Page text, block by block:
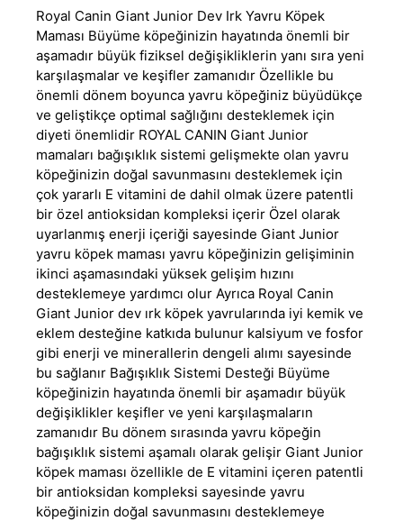
Royal Canin Giant Junior Dev Irk Yavru Köpek
Maması Büyüme köpeğinizin hayatında önemli bir
aşamadır büyük fiziksel değişikliklerin yanı sıra yeni
karşılaşmalar ve keşifler zamanıdır Özellikle bu
önemli dönem boyunca yavru köpeğiniz büyüdükçe
ve geliştikçe optimal sağlığını desteklemek için
diyeti önemlidir ROYAL CANIN Giant Junior
mamaları bağışıklık sistemi gelişmekte olan yavru
köpeğinizin doğal savunmasını desteklemek için
çok yararlı E vitamini de dahil olmak üzere patentli
bir özel antioksidan kompleksi içerir Özel olarak
uyarlanmış enerji içeriği sayesinde Giant Junior
yavru köpek maması yavru köpeğinizin gelişiminin
ikinci aşamasındaki yüksek gelişim hızını
desteklemeye yardımcı olur Ayrıca Royal Canin
Giant Junior dev ırk köpek yavrularında iyi kemik ve
eklem desteğine katkıda bulunur kalsiyum ve fosfor
gibi enerji ve minerallerin dengeli alımı sayesinde
bu sağlanır Bağışıklık Sistemi Desteği Büyüme
köpeğinizin hayatında önemli bir aşamadır büyük
değişiklikler keşifler ve yeni karşılaşmaların
zamanıdır Bu dönem sırasında yavru köpeğin
bağışıklık sistemi aşamalı olarak gelişir Giant Junior
köpek maması özellikle de E vitamini içeren patentli
bir antioksidan kompleksi sayesinde yavru
köpeğinizin doğal savunmasını desteklemeye